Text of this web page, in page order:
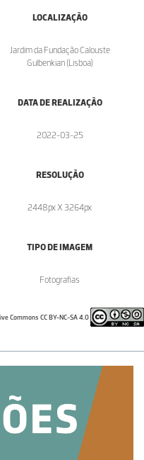
LOCALIZAÇÃO
Jardim da Fundação Calouste
Gulbenkian (Lisboa)
DATA DE REALIZAÇÃO
2022-03-25
RESOLUÇÃO
2448px X 3264px
TIPO DE IMAGEM
Fotografias
Commons CC BY-NC-SA 4.0